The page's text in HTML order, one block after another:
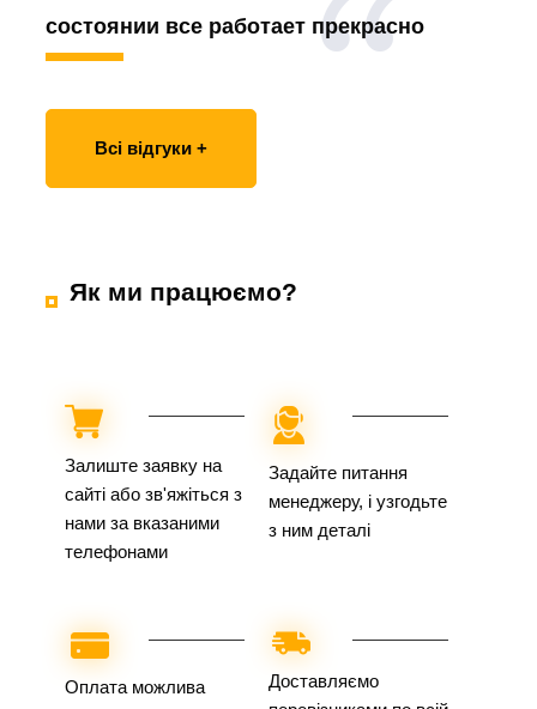
состоянии все работает прекрасно
Всі відгуки +
Як ми працюємо?
Залиште заявку на
сайті або зв'яжіться з
нами за вказаними
телефонами
Задайте питання
менеджеру, і узгодьте
з ним деталі
Оплата можлива
Доставляємо